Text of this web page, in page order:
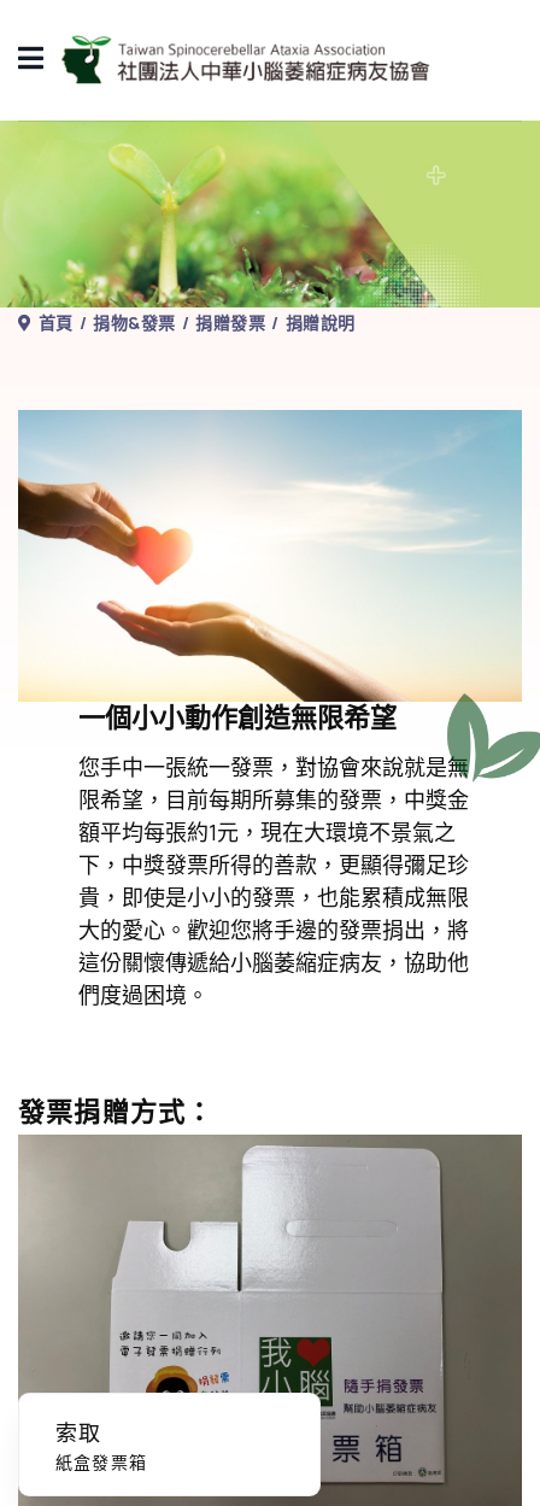
首頁 捐物&發票 捐贈發票 捐贈說明
一個小小動作創造無限希望
您手中一張統一發票，對協會來說就是無
限希望，目前每期所募集的發票，中獎金
額平均每張約1元，現在大環境不景氣之
下，中獎發票所得的善款，更顯得彌足珍
貴，即使是小小的發票，也能累積成無限
大的愛心。歡迎您將手邊的發票捐出，將
這份關懷傳遞給小腦萎縮症病友，協助他
們度過困境。
發票捐贈方式：
索取
紙盒發票箱